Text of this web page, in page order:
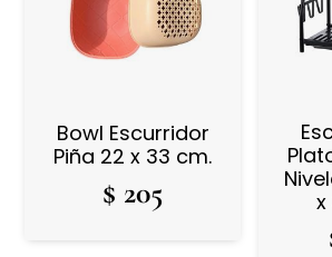
Bowl Escurridor
Piña 22 x 33 cm.
$ 205
x